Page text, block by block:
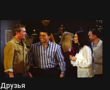
Друзья